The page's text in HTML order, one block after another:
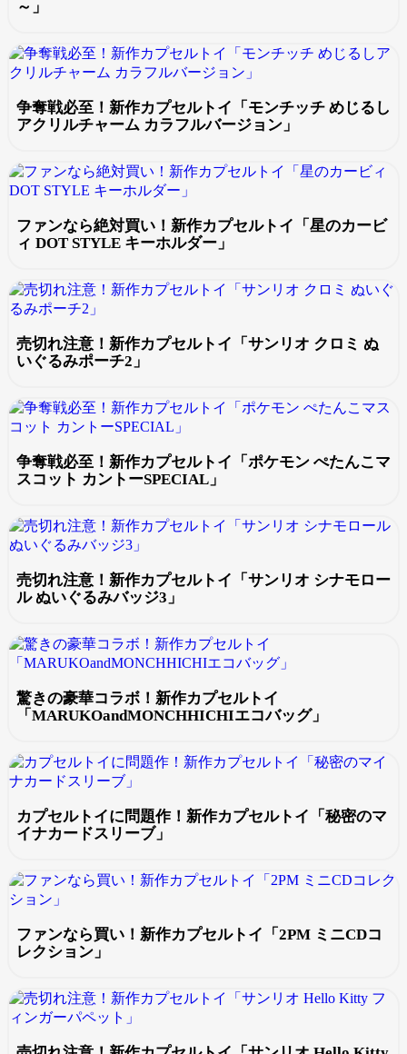
～」
争奪戦必至！新作カプセルトイ「モンチッチ めじるし
アクリルチャーム カラフルバージョン」
ファンなら絶対買い！新作カプセルトイ「星のカービ
ィ DOT STYLE キーホルダー」
売切れ注意！新作カプセルトイ「サンリオ クロミ ぬ
いぐるみポーチ2」
争奪戦必至！新作カプセルトイ「ポケモン ぺたんこマ
スコット カントーSPECIAL」
売切れ注意！新作カプセルトイ「サンリオ シナモロー
ル ぬいぐるみバッジ3」
驚きの豪華コラボ！新作カプセルトイ
「MARUKOandMONCHHICHIエコバッグ」
カプセルトイに問題作！新作カプセルトイ「秘密のマ
イナカードスリーブ」
ファンなら買い！新作カプセルトイ「2PM ミニCDコ
レクション」